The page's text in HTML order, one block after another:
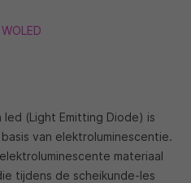
(Light Emitting Diode) is
van elektroluminescentie.
materiaal
tijdens de scheikunde-les